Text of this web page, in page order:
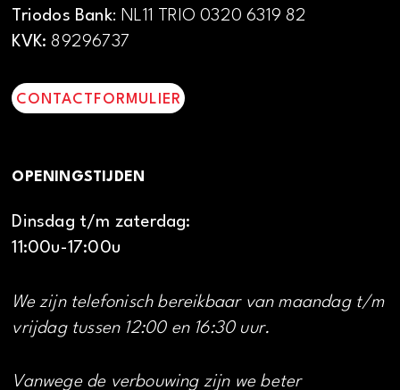
Triodos Bank: NL11 TRIO 0320 6319 82
KVK: 89296737
CONTACTFORMULIER
OPENINGSTIJDEN
Dinsdag t/m zaterdag:
11:00u-17:00u
We zijn telefonisch bereikbaar van maandag t/m
vrijdag tussen 12:00 en 16:30 uur.
Vanwege de verbouwing zijn we beter